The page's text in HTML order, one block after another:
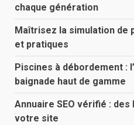
chaque génération
Maîtrisez la simulation de
et pratiques
Piscines à débordement :
baignade haut de gamme
Annuaire SEO vérifié :
votre site